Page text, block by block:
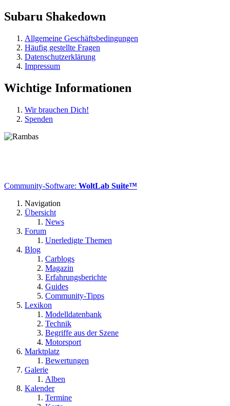
Subaru Shakedown
Allgemeine Geschäftsbedingungen
Häufig gestellte Fragen
Datenschutzerklärung
Impressum
Wichtige Informationen
Wir brauchen Dich!
Spenden
Community-Software: WoltLab Suite™
Navigation
Übersicht
News
Forum
Unerledigte Themen
Blog
Carblogs
Magazin
Erfahrungsberichte
Guides
Community-Tipps
Lexikon
Modelldatenbank
Technik
Begriffe aus der Szene
Motorsport
Marktplatz
Bewertungen
Galerie
Alben
Kalender
Termine